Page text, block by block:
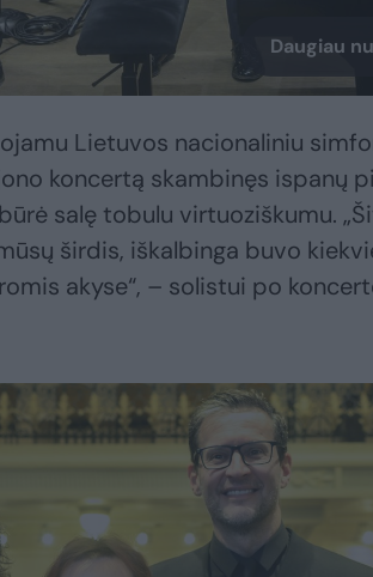
Daugiau
Lietuvos nacionaliniu
koncertą skambinęs ispanų
salę tobulu virtuoziškumu.
širdis, iškalbinga buvo
akyse“, – solistui po